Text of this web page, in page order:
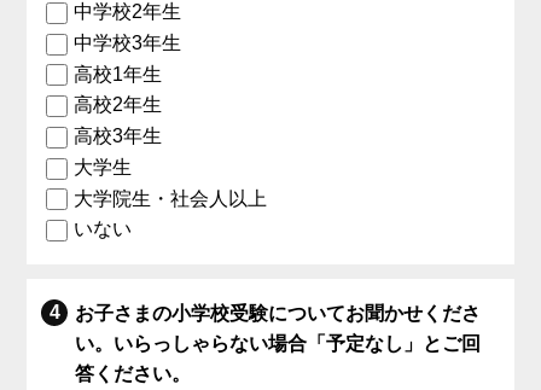
中学校2年生
中学校3年生
高校1年生
高校2年生
高校3年生
大学生
大学院生・社会人以上
いない
お子さまの小学校受験についてお聞かせくださ
い。いらっしゃらない場合「予定なし」とご回
答ください。